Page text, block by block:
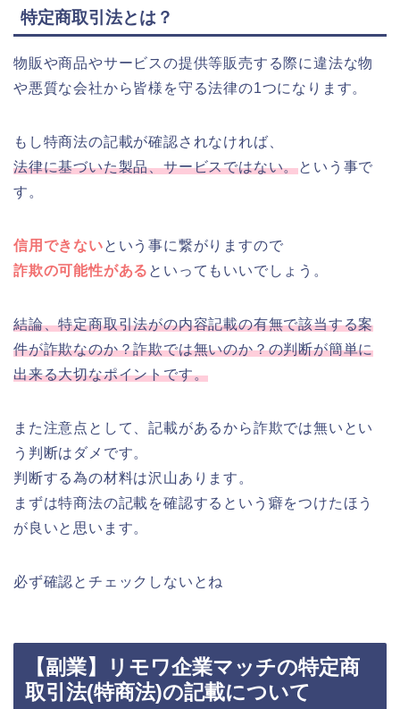
特定商取引法とは？
物販や商品やサービスの提供等販売する際に違法な物
や悪質な会社から皆様を守る法律の1つになります。
もし特商法の記載が確認されなければ、
法律に基づいた製品、サービスではない。という事で
す。
信用できないという事に繋がりますので
詐欺の可能性がある といってもいいでしょう。
結論、特定商取引法がの内容記載の有無で該当する案
件が詐欺なのか？詐欺では無いのか？の判断が簡単に
出来る大切なポイントです。
また注意点として、記載があるから詐欺では無いとい
う判断はダメです。
判断する為の材料は沢山あります。
まずは特商法の記載を確認するという癖をつけたほう
が良いと思います。
必ず確認とチェックしないとね
【副業】リモワ企業マッチの特定商
取引法(特商法)の記載について